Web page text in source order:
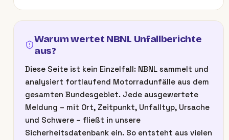
Warum wertet NBNL Unfallberichte
aus?
Diese Seite ist kein Einzelfall: NBNL sammelt und
analysiert fortlaufend Motorradunfälle aus dem
gesamten Bundesgebiet. Jede ausgewertete
Meldung – mit Ort, Zeitpunkt, Unfalltyp, Ursache
und Schwere – fließt in unsere
Sicherheitsdatenbank ein. So entsteht aus vielen